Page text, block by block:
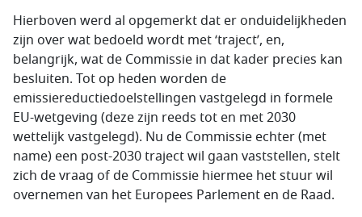
Hierboven werd al opgemerkt dat er onduidelijkheden
zijn over wat bedoeld wordt met ‘traject’, en,
belangrijk, wat de Commissie in dat kader precies kan
besluiten. Tot op heden worden de
emissiereductiedoelstellingen vastgelegd in formele
EU-wetgeving (deze zijn reeds tot en met 2030
wettelijk vastgelegd). Nu de Commissie echter (met
name) een post-2030 traject wil gaan vaststellen, stelt
zich de vraag of de Commissie hiermee het stuur wil
overnemen van het Europees Parlement en de Raad.